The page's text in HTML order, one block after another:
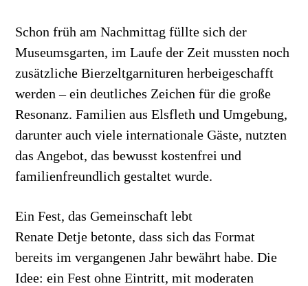
Schon früh am Nachmittag füllte sich der
Museumsgarten, im Laufe der Zeit mussten noch
zusätzliche Bierzeltgarnituren herbeigeschafft
werden – ein deutliches Zeichen für die große
Resonanz. Familien aus Elsfleth und Umgebung,
darunter auch viele internationale Gäste, nutzten
das Angebot, das bewusst kostenfrei und
familienfreundlich gestaltet wurde.
Ein Fest, das Gemeinschaft lebt
Renate Detje betonte, dass sich das Format
bereits im vergangenen Jahr bewährt habe. Die
Idee: ein Fest ohne Eintritt, mit moderaten